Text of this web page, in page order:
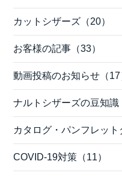
カットシザーズ（20）
お客様の記事（33）
動画投稿のお知らせ（17
ナルトシザーズの豆知識
カタログ・パンフレット
COVID-19対策（11）